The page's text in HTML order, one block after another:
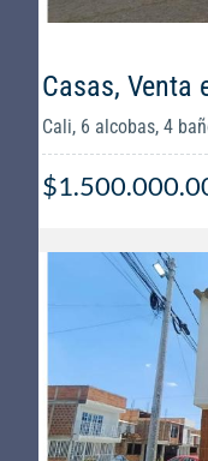
Casas, Venta
Cali, 6 alcobas, 4